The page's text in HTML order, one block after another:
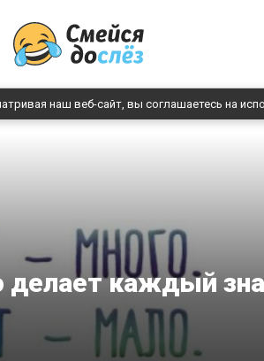
наш веб-сайт, вы соглашаетесь на
делает каждый